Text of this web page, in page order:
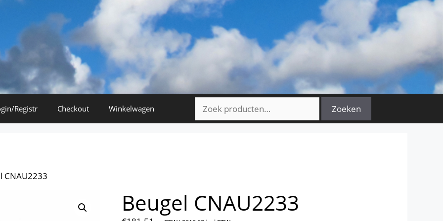
naar:
Zoeken
Registr Checkout Winkelwagen
CNAU2233
Beugel CNAU2233